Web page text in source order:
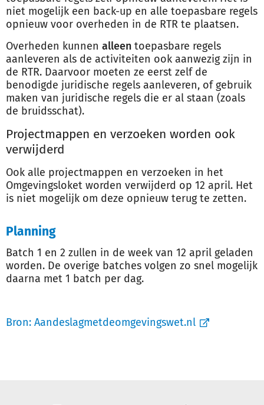
niet mogelijk een back-up en alle toepasbare regels
opnieuw voor overheden in de RTR te plaatsen.
Overheden kunnen alleen toepasbare regels
aanleveren als de activiteiten ook aanwezig zijn in
de RTR. Daarvoor moeten ze eerst zelf de
benodigde juridische regels aanleveren, of gebruik
maken van juridische regels die er al staan (zoals
de bruidsschat).
Projectmappen en verzoeken worden ook
verwijderd
Ook alle projectmappen en verzoeken in het
Omgevingsloket worden verwijderd op 12 april. Het
is niet mogelijk om deze opnieuw terug te zetten.
Planning
Batch 1 en 2 zullen in de week van 12 april geladen
worden. De overige batches volgen zo snel mogelijk
daarna met 1 batch per dag.
Bron: Aandeslagmetdeomgevingswet.nl